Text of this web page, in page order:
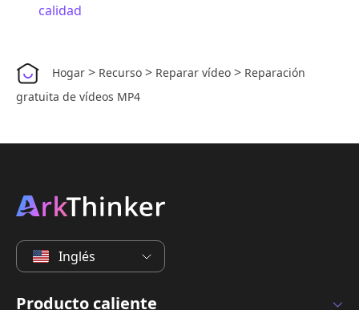
calidad
Hogar > Recurso > Reparar vídeo > Reparación
gratuita de vídeos MP4
Inglés
Producto caliente